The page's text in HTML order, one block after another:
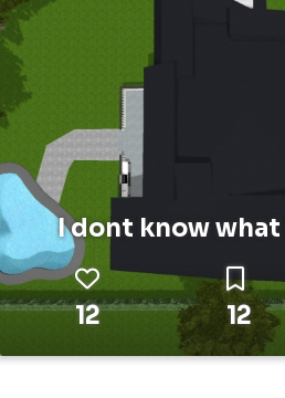
I dont know
12 12